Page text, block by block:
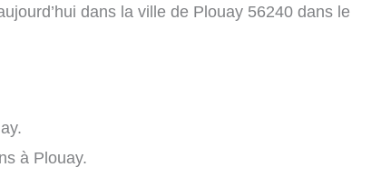
dans la ville de Plouay 56240 dans le
à Plouay.